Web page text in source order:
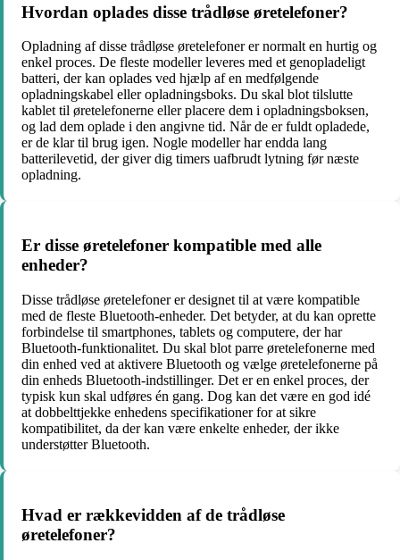
Hvordan oplades disse trådløse øretelefoner?
Opladning af disse trådløse øretelefoner er normalt en hurtig og
enkel proces. De fleste modeller leveres med et genopladeligt
batteri, der kan oplades ved hjælp af en medfølgende
opladningskabel eller opladningsboks. Du skal blot tilslutte
kablet til øretelefonerne eller placere dem i opladningsboksen,
og lad dem oplade i den angivne tid. Når de er fuldt opladede,
er de klar til brug igen. Nogle modeller har endda lang
batterilevetid, der giver dig timers uafbrudt lytning før næste
opladning.
Er disse øretelefoner kompatible med alle
enheder?
Disse trådløse øretelefoner er designet til at være kompatible
med de fleste Bluetooth-enheder. Det betyder, at du kan oprette
forbindelse til smartphones, tablets og computere, der har
Bluetooth-funktionalitet. Du skal blot parre øretelefonerne med
din enhed ved at aktivere Bluetooth og vælge øretelefonerne på
din enheds Bluetooth-indstillinger. Det er en enkel proces, der
typisk kun skal udføres én gang. Dog kan det være en god idé
at dobbelttjekke enhedens specifikationer for at sikre
kompatibilitet, da der kan være enkelte enheder, der ikke
understøtter Bluetooth.
Hvad er rækkevidden af de trådløse
øretelefoner?